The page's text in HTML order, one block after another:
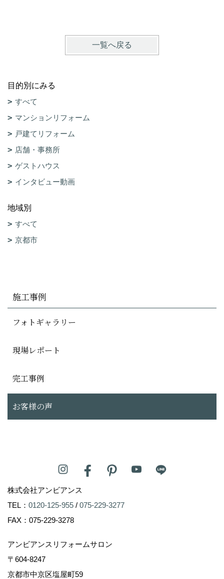
一覧へ戻る
目的別にみる
すべて
マンションリフォーム
戸建てリフォーム
店舗・事務所
ゲストハウス
インタビュー動画
地域別
すべて
京都市
施工事例
フォトギャラリー
現場レポート
完工事例
お客様の声
株式会社アンビアンス
TEL： 0120-125-955 / 075-229-3277
FAX：075-229-3278
アンビアンスリフォームサロン
〒604-8247
京都市中京区塩屋町59